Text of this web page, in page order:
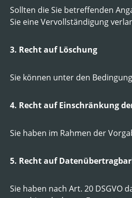
Sollten die Sie betreffenden
Sie eine Vervollständigung
3. Recht auf Löschung
Sie können unter den
4. Recht auf Einschränkung
Sie haben im Rahmen der
5. Recht auf
Sie haben nach Art. 20 DSGVO